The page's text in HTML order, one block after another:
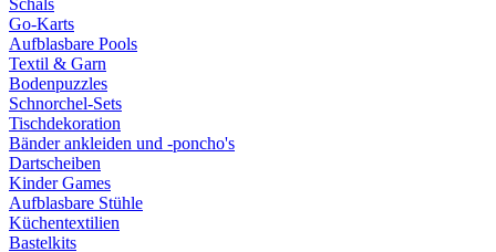
Schals
Go-Karts
Aufblasbare Pools
Textil & Garn
Bodenpuzzles
Schnorchel-Sets
Tischdekoration
Bänder ankleiden und -poncho's
Dartscheiben
Kinder Games
Aufblasbare Stühle
Küchentextilien
Bastelkits